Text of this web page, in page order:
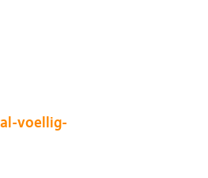
voellig-